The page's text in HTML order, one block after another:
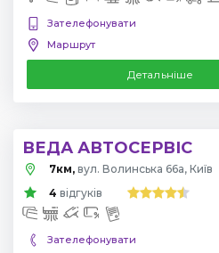
Зателефонувати
Маршрут
Детальніше
ВЕДА АВТОСЕРВІС
7км, вул. Волинська 66а, Київ
4 відгуків
Зателефонувати